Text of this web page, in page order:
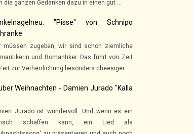
die ganzen Gedanken dazu in einen gut ...
"Pisse" von Schnipo
müssen zugeben, wir sind schon ziemliche
und Romantiker. Das führt von Zeit
zur Verherrlichung besonders cheesiger ...
Weihnachten - Damien Jurado "Kalla
Jurado ist wundervoll. Und wenn es ein
schaffen kann, ein Lied als